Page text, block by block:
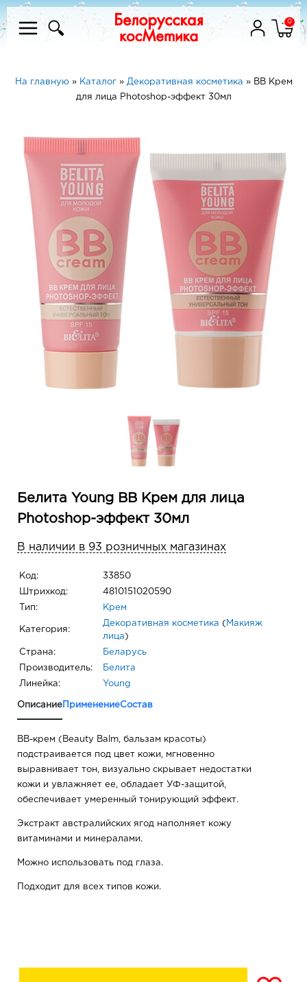
0
На главную» Каталог» Декоративная косметика » ВВ Крем
для лица Photoshop-эффект 30мл
Белита Young ВВ Крем для лица
Photoshop-эффект 30мл
В наличии в 93 розничных магазинах
Код: 33850
Штрихкод: 4810151020590
Тип: Крем
Категория:
Декоративная косметика ( Макияж
лица )
Страна: Беларусь
Производитель: Белита
Линейка: Young
Описание ПрименениеСостав
BB-крем (Beauty Balm, бальзам красоты)
подстраивается под цвет кожи, мгновенно
выравнивает тон, визуально скрывает недостатки
кожи и увлажняет ее, обладает УФ-защитой,
обеспечивает умеренный тонирующий эффект.
Экстракт австралийских ягод наполняет кожу
витаминами и минералами.
Можно использовать под глаза.
Подходит для всех типов кожи.